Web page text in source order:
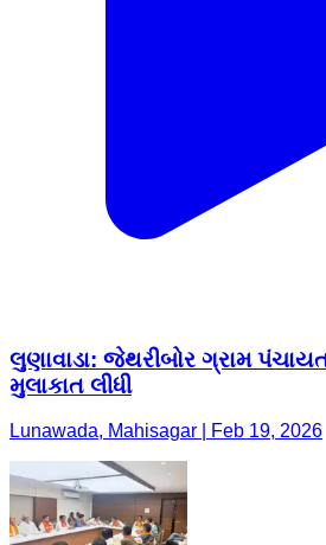
લુણાવાડા: જેથરીબોર ગ્રામ
મુલાકાત લીધી
Lunawada, Mahisagar | Feb 19, 2026